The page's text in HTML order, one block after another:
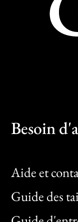
Besoin
Aide et
Guide des